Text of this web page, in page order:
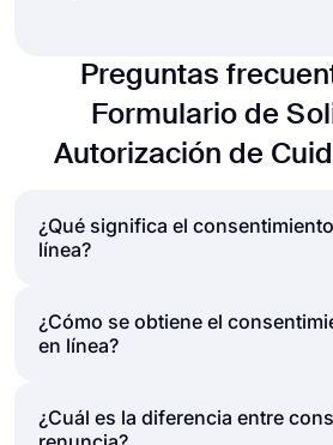
Preguntas
Formulario de
Autorización de
¿Qué significa el
línea?
El consentimiento informado es
obtener el consentimiento de
proveedores de atención
¿Cómo se obtiene el
en línea?
Obtener el consentimiento en
¿Cuál es la diferencia entre